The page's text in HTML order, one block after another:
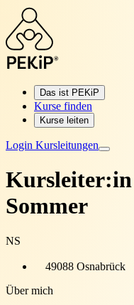
Das ist PEKiP
Kurse finden
Kurse leiten
Login Kursleitungen
Sommer
NS
49088 Osnabrück
Über mich